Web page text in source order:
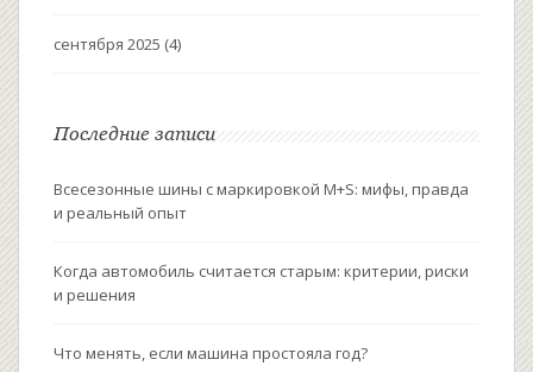
сентября 2025 (4)
Последние записи
Всесезонные шины с маркировкой M+S: мифы, правда
и реальный опыт
Когда автомобиль считается старым: критерии, риски
и решения
Что менять, если машина простояла год?